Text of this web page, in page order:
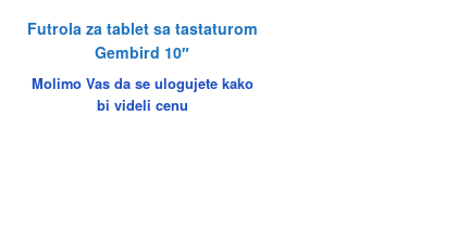
Futrola za tablet sa tastaturom
Gembird 10″
Molimo Vas da se ulogujete kako
bi videli cenu